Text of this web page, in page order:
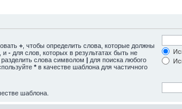
+ , чтобы определить слова, которые должны
и - для слов, которых в результатах быть не
слова символом | для поиска любого
* в качестве шаблона для частичного
шаблона.